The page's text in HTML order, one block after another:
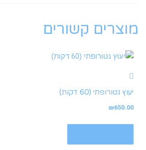
מוצרים קשורים
יעוץ נטורופתי (60 דקות)
₪650.00